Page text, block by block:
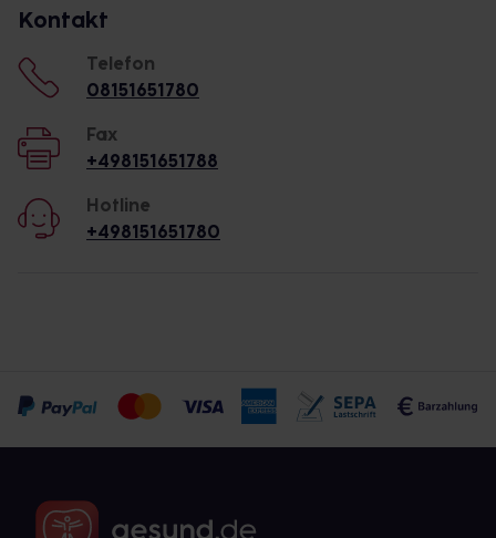
Kontakt
Telefon
08151651780
Fax
+498151651788
Hotline
+498151651780